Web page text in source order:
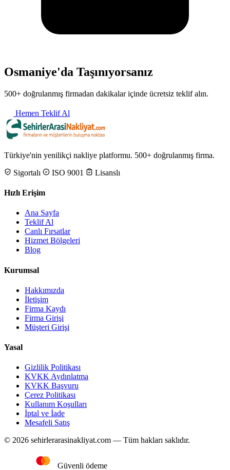
Osmaniye'da Taşınıyorsanız
500+ doğrulanmış firmadan dakikalar içinde ücretsiz teklif alın.
Hemen Teklif Al
Türkiye'nin yenilikçi nakliye platformu. 500+ doğrulanmış firma.
Sigortalı
ISO 9001 Lisanslı
Hızlı Erişim
Ana Sayfa
Teklif Al
Canlı Fırsatlar
Hizmet Bölgeleri
Blog
Kurumsal
Hakkımızda
İletişim
Firma Kaydı
Firma Girişi
Müşteri Girişi
Yasal
Gizlilik Politikası
KVKK Aydınlatma
KVKK Başvuru
Çerez Politikası
Kullanım Koşulları
İptal ve İade
Mesafeli Satış
© 2026 sehirlerarasinakliyat.com — Tüm hakları saklıdır.
Güvenli ödeme